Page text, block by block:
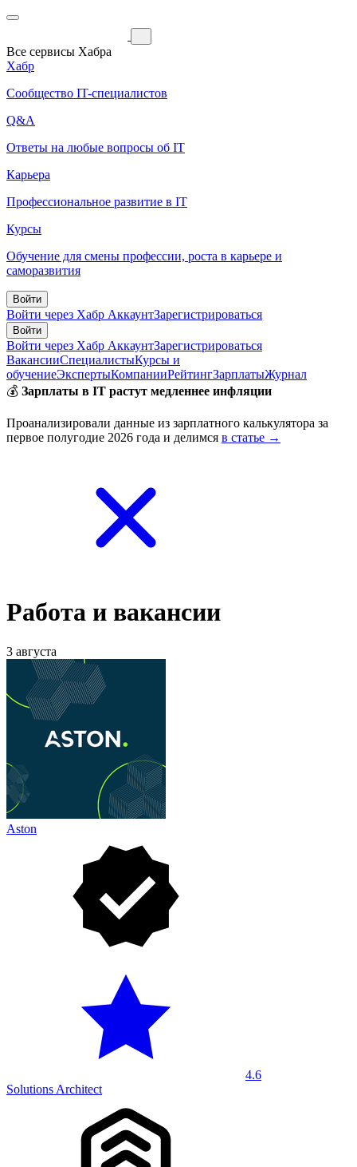
Все сервисы Хабра
Хабр
Сообщество IT-специалистов
Q&A
Ответы на любые вопросы об IT
Карьера
Профессиональное развитие в IT
Курсы
Обучение для смены профессии, роста в карьере и
саморазвития
Войти
Войти через Хабр АккаунтЗарегистрироваться
Войти
Войти через Хабр АккаунтЗарегистрироваться
ВакансииСпециалистыКурсы и
обучениеЭкспертыКомпанииРейтингЗарплатыЖурнал
💰 Зарплаты в IT растут медленнее инфляции
Проанализировали данные из зарплатного калькулятора за
первое полугодие 2026 года и делимся в статье →
Работа и вакансии
3 августа
Aston
4.6
Solutions Architect